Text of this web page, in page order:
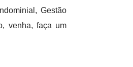
Gestão
venha, faça um